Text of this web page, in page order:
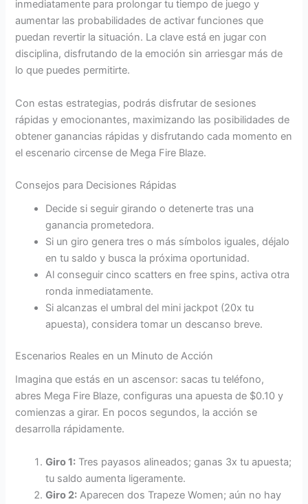
inmediatamente para prolongar tu tiempo de juego y
aumentar las probabilidades de activar funciones que
puedan revertir la situación. La clave está en jugar con
disciplina, disfrutando de la emoción sin arriesgar más de
lo que puedes permitirte.
Con estas estrategias, podrás disfrutar de sesiones
rápidas y emocionantes, maximizando las posibilidades de
obtener ganancias rápidas y disfrutando cada momento en
el escenario circense de Mega Fire Blaze.
Consejos para Decisiones Rápidas
Decide si seguir girando o detenerte tras una
ganancia prometedora.
Si un giro genera tres o más símbolos iguales, déjalo
en tu saldo y busca la próxima oportunidad.
Al conseguir cinco scatters en free spins, activa otra
ronda inmediatamente.
Si alcanzas el umbral del mini jackpot (20x tu
apuesta), considera tomar un descanso breve.
Escenarios Reales en un Minuto de Acción
Imagina que estás en un ascensor: sacas tu teléfono,
abres Mega Fire Blaze, configuras una apuesta de $0.10 y
comienzas a girar. En pocos segundos, la acción se
desarrolla rápidamente.
Giro 1: Tres payasos alineados; ganas 3x tu apuesta;
tu saldo aumenta ligeramente.
Giro 2: Aparecen dos Trapeze Women; aún no hay